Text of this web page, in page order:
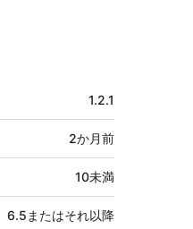
1.2.1
2か月前
10未満
6.5またはそれ以降